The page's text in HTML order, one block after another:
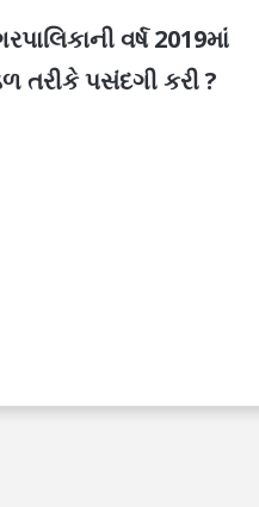
વર્ષ 2019માં
તરીકે પસંદગી કરી ?